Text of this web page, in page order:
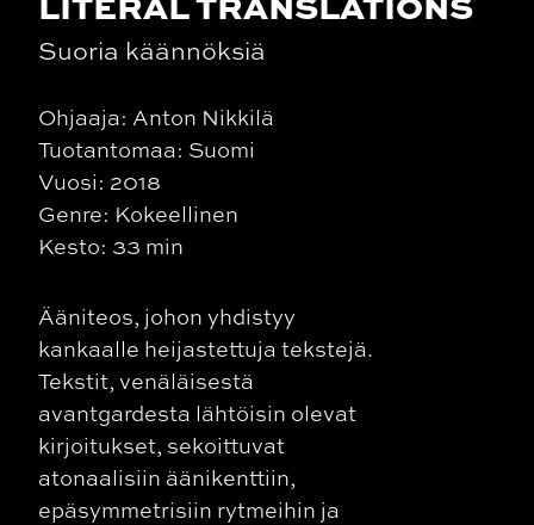
Suoria käännöksiä
Ohjaaja: Anton Nikkilä
Tuotantomaa: Suomi
Vuosi: 2018
Genre: Kokeellinen
Kesto: 33 min
Ääniteos, johon yhdistyy
kankaalle heijastettuja tekstejä.
Tekstit, venäläisestä
avantgardesta lähtöisin olevat
kirjoitukset, sekoittuvat
atonaalisiin äänikenttiin,
epäsymmetrisiin rytmeihin ja